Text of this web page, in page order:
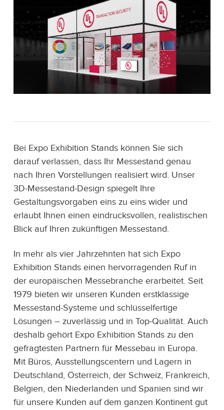
Bei Expo Exhibition Stands können Sie sich
darauf verlassen, dass Ihr Messestand genau
nach Ihren Vorstellungen realisiert wird. Unser
3D-Messestand-Design spiegelt Ihre
Gestaltungsvorgaben eins zu eins wider und
erlaubt Ihnen einen eindrucksvollen, realistischen
Blick auf Ihren zukünftigen Messestand.
In mehr als vier Jahrzehnten hat sich Expo
Exhibition Stands einen hervorragenden Ruf in
der europäischen Messebranche erarbeitet. Seit
1979 bieten wir unseren Kunden erstklassige
Messestand-Systeme und schlüsselfertige
Lösungen – zuverlässig und in Top-Qualität. Auch
deshalb gehört Expo Exhibition Stands zu den
gefragtesten Partnern für Messebau in Europa.
Mit Büros, Ausstellungscentern und Lagern in
Deutschland, Österreich, der Schweiz, Frankreich,
Belgien, den Niederlanden und Spanien sind wir
für unsere Kunden auf dem ganzen Kontinent gut